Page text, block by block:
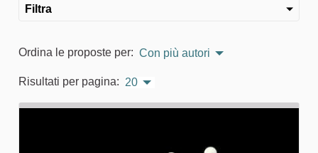
Filtra
Ordina le proposte per: Con più autori
Risultati per pagina: 20